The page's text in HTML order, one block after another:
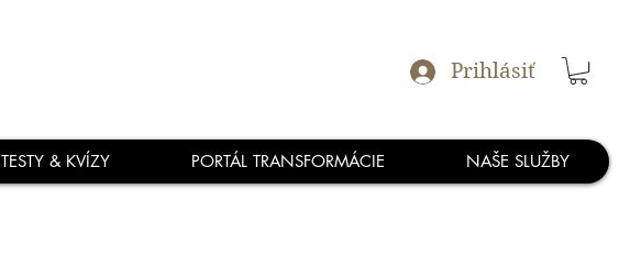
Prihlásiť
TESTY & KVÍZY PORTÁL TRANSFORMÁCIE NAŠE SLUŽBY